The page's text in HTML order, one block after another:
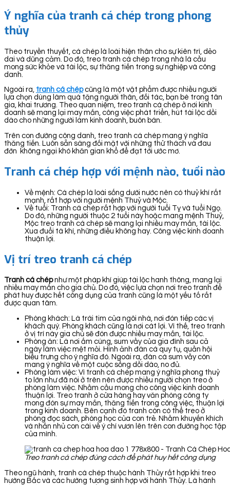
Ý nghĩa của tranh cá chép trong phong
thủy
Theo truyền thuyết, cá chép là loài hiện thân cho sự kiên trì, dẻo
dai và dũng cảm. Do đó, treo tranh cá chép trong nhà là cầu
mong sức khỏe và tài lộc, sự thăng tiến trong sự nghiệp và công
danh.
Ngoài ra, tranh cá chépcũng là một vật phẩm được nhiều người
lựa chọn dùng làm quà tặng người thân, đối tác, bạn bè trong tân
gia, khai trương. Theo quan niệm, treo tranh cá chép ở nơi kinh
doanh sẽ mang lại may mắn, công việc phát triển, hút tài lộc dồi
dào cho những người làm kinh doanh, buôn bán.
Trên con đường công danh, treo tranh cá chép mang ý nghĩa
thăng tiến. Luôn sẵn sàng đối mặt với những thử thách và đau
đớn không ngại khó khăn gian khổ để đạt tới ước mơ.
Tranh cá chép hợp với mệnh nào, tuổi nào
Về mệnh: Cá chép là loài sống dưới nước nên có thuỷ khí rất
mạnh, rất hợp với người mệnh Thuỷ và Mộc.
Về tuổi: Tranh cá chép rất hợp với người tuổi Tỵ và tuổi Ngọ.
Do đó, những người thuộc 2 tuổi này hoặc mang mệnh Thuỷ,
Mộc treo tranh cá chép sẽ mang lại nhiều may mắn, tài lộc.
Xua đuổi tà khí, những điều không hay. Công việc kinh doanh
thuận lợi.
Vị trí treo tranh cá chép
Tranh cá chépnhư một pháp khí giúp tài lộc hanh thông, mang lại
nhiều may mắn cho gia chủ. Do đó, việc lựa chọn nơi treo tranh để
phát huy được hết công dụng của tranh cũng là một yếu tố rất
được quan tâm.
Phòng khách: Là trái tim của ngôi nhà, nơi đón tiếp các vị
khách quý. Phòng khách cũng là nơi cát lợi. Vì thế, treo tranh
ở vị trí này gia chủ sẽ đón được nhiều may mắn, tài lộc.
Phòng ăn: Là nơi ấm cúng, sum vầy của gia đình sau cả
ngày làm việc mệt mỏi. Hình ảnh đàn cá quy tụ, quần hội
biểu trưng cho ý nghĩa đó. Ngoài ra, đàn cá sum vầy còn
mang ý nghĩa về một cuộc sống dồi dào, no đủ.
Phòng làm việc: Vì tranh cá chép mang ý nghĩa phong thuỷ
to lớn như đã nói ở trên nên được nhiều người chọn treo ở
phòng làm việc. Nhằm cầu mong cho công việc kinh doanh
thuận lợi. Treo tranh ở cửa hàng hay văn phòng công ty
mong đón sự may mắn, thăng tiến trong công việc, thuận lợi
trong kinh doanh. Bên cạnh đó tranh còn có thể treo ở
phòng đọc sách, phòng học của con trẻ. Nhằm khuyến khích
và nhắn nhủ con cái về ý chí vươn lên trên con đường học tập
của mình.
Treo tranh cá chép đúng cách để phát huy hết công dụng
Theo ngũ hành, tranh cá chép thuộc hành Thủy rất hợp khi treo
hướng Bắc và các hướng tương sinh hợp với hành Thủy. Là hành